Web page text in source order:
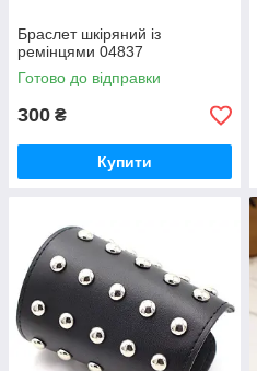
Браслет шкіряний із
ремінцями 04837
Готово до відправки
300 ₴
Купити